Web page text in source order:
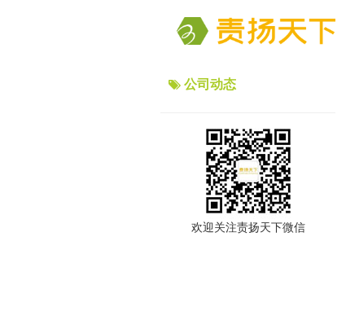
公司动态
欢迎关注责扬天下微信